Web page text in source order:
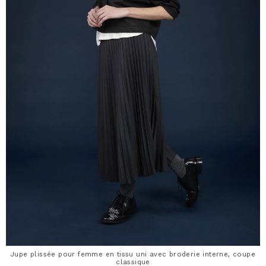
Jupe plissée pour femme en tissu uni avec broderie interne, coupe
classique